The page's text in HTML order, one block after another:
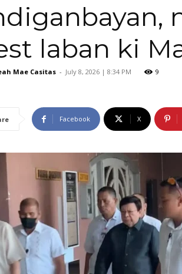
laban ki
Mae Casitas - July 8, 2026 | 8:34 PM 9
Facebook X